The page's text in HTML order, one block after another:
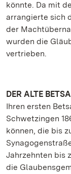
könnte. Da mit
arrangierte sich
der
wurden die
vertrieben.
DER ALTE
Ihren ersten
Schwetzingen
können, die bis
Jahrzehnten bis
die